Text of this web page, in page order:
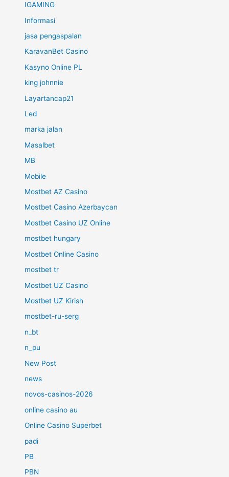
IGAMING
Informasi
jasa pengaspalan
KaravanBet Casino
Kasyno Online PL
king johnnie
Layartancap21
Led
marka jalan
Masalbet
MB
Mobile
Mostbet AZ Casino
Mostbet Casino Azerbaycan
Mostbet Casino UZ Online
mostbet hungary
Mostbet Online Casino
mostbet tr
Mostbet UZ Casino
Mostbet UZ Kirish
mostbet-ru-serg
n_bt
n_pu
New Post
news
novos-casinos-2026
online casino au
Online Casino Superbet
padi
PB
PBN